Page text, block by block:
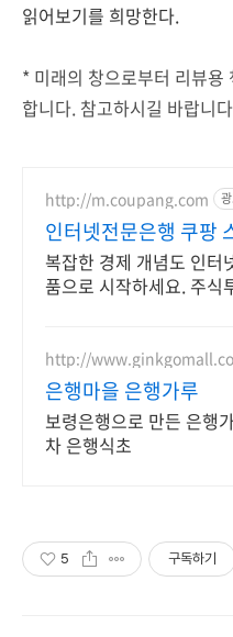
읽어보기를 희망한다.
* 미래의 창으로부터 리뷰용
합니다. 참고하시길 바랍니
http://m.coupang.com
인터넷전문은행 쿠팡
복잡한 경제 개념도 인터
품으로 시작하세요. 주식
http://
은행마을 은행가루
보령은행으로 만든 은행
차 은행식초
5 구독하기